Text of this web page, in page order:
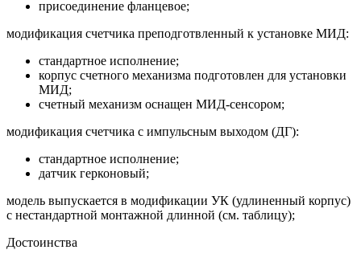
присоединение фланцевое;
модификация счетчика преподготвленный к установке МИД:
стандартное исполнение;
корпус счетного механизма подготовлен для установки
МИД;
счетный механизм оснащен МИД-сенсором;
модификация счетчика с импульсным выходом (ДГ):
стандартное исполнение;
датчик герконовый;
модель выпускается в модификации УК (удлиненный корпус)
с нестандартной монтажной длинной (см. таблицу);
Достоинства